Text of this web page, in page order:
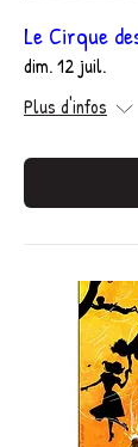
Le Cirque
dim. 12 juil.
Plus d'infos